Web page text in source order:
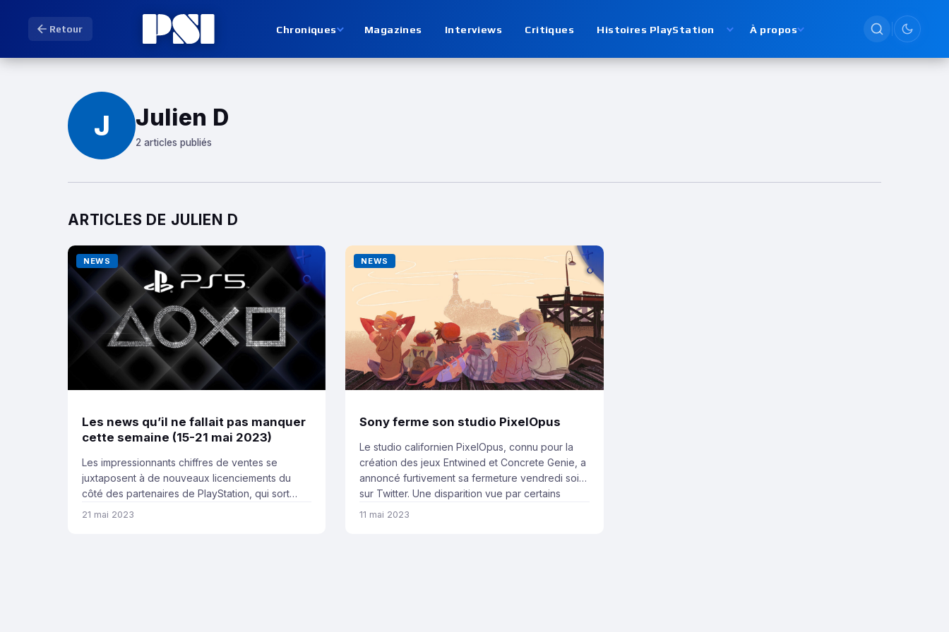
Retour Chroniques Magazines Interviews Critiques Histoires PlayStation À propos Passer
J Julien D
2 articles publiés
ARTICLES DE JULIEN D
NEWS
Les news qu’il ne fallait pas manquer
cette semaine (15-21 mai 2023)
Les impressionnants chiffres de ventes se
juxtaposent à de nouveaux licenciements du
côté des partenaires de PlayStation, qui sort
enfin l’artillerie lourde niveau communication
21 mai 2023
NEWS
Sony ferme son studio PixelOpus
Le studio californien PixelOpus, connu pour la
création des jeux Entwined et Concrete Genie, a
annoncé furtivement sa fermeture vendredi soir
sur Twitter. Une disparition vue par certains
comme une preuve de plus de la concentration
11 mai 2023